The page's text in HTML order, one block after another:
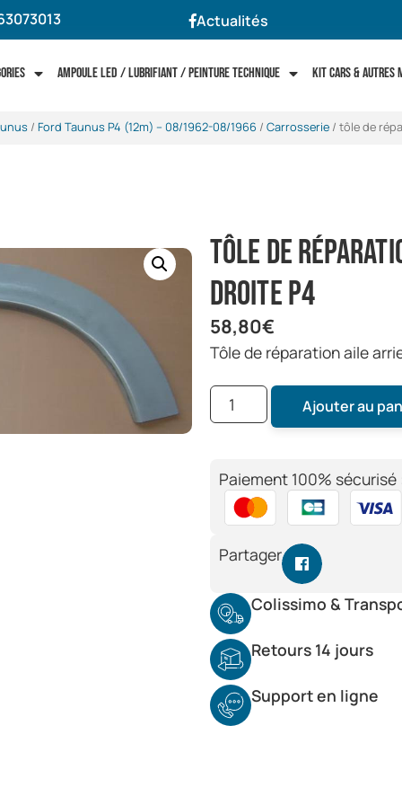
Actualités
Ampoule LED / Lubrifiant / Peinture technique Kit cars & autres
/ Ford Taunus P4 (12m) -- 08/1962-08/1966 / Carrosserie / tôle de
tôle de
droite P4
58,80€
tôle de réparation aile
Ajouter au
Paiement 100% sécurisé
Partager
Colissimo &
Retours 14 jours
Support en ligne